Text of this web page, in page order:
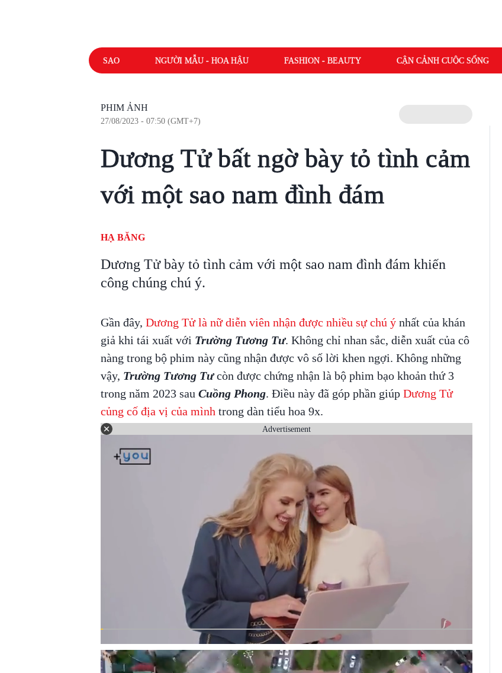
SAO NGƯỜI MẪU - HOA HẬU FASHION - BEAUTY CẬN CẢNH CUỘC SỐNG
PHIM ẢNH
27/08/2023 - 07:50 (GMT+7)
Dương Tử bất ngờ bày tỏ tình cảm
với một sao nam đình đám
HẠ BĂNG
Dương Tử bày tỏ tình cảm với một sao nam đình đám khiến
công chúng chú ý.
Gần đây, Dương Tử là nữ diễn viên nhận được nhiều sự chú ýnhất của khán
giả khi tái xuất với Trường Tương Tư. Không chỉ nhan sắc, diễn xuất của cô
nàng trong bộ phim này cũng nhận được vô số lời khen ngợi. Không những
vậy, Trường Tương Tưcòn được chứng nhận là bộ phim bạo khoản thứ 3
trong năm 2023 sau Cuồng Phong. Điều này đã góp phần giúp Dương Tử
củng cố địa vị của mình trong dàn tiểu hoa 9x.
Advertisement